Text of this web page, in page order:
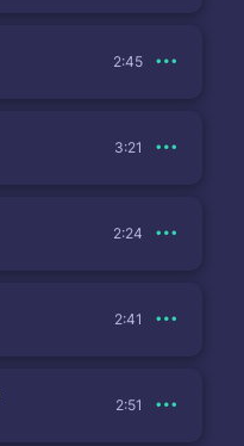
2:45
3:21
2:24
2:41
2:51